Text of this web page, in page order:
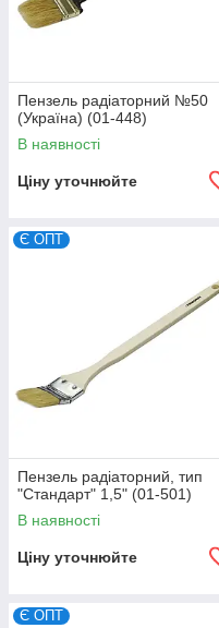
Пензель радіаторний №50
(Україна) (01-448)
В наявності
Ціну уточнюйте
Є ОПТ
Пензель радіаторний, тип
"Стандарт" 1,5" (01-501)
В наявності
Ціну уточнюйте
Є ОПТ